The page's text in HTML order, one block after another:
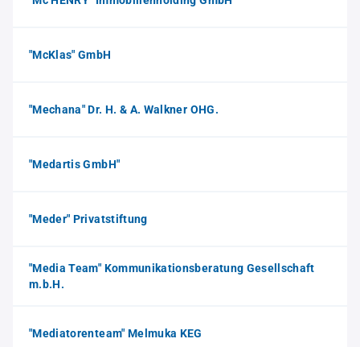
"McKlas" GmbH
"Mechana" Dr. H. & A. Walkner OHG.
"Medartis GmbH"
"Meder" Privatstiftung
"Media Team" Kommunikationsberatung Gesellschaft
m.b.H.
"Mediatorenteam" Melmuka KEG